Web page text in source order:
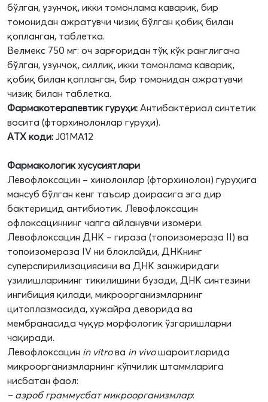
бўлган, узунчоқ, икки томонлама кавариқ, бир
томонидан ажратувчи чизиқ бўлган қобиқ билан
қопланган, таблетка.
Велмекс 750 мг: оч зарғоридан тўқ кўк ранглигача
бўлган, узунчоқ, силлиқ, икки томонлама кавариқ,
қобиқ билан қопланган, бир томонидан ажратувчи
чизиқ билан таблетка.
Фармакотерапевтик гуруҳи: Антибактериал синтетик
восита (фторхинолонлар гуруҳи).
АТХ коди: J01MA12
Фармакологик хусусиятлари
Левофлоксацин – хинолонлар (фторхинолон) гуруҳига
мансуб бўлган кенг таъсир доирасига эга дир
бактерицид антибиотик. Левофлоксацин
офлоксациннинг чапга айланувчи изомери.
Левофлоксацин ДНК – гираза (топоизомераза II) ва
топоизомераза IV ни блоклайди, ДНКнинг
суперспирилизациясини ва ДНК занжиридаги
узилишларининг тикилишини бузади, ДНК синтезини
ингибиция қилади, микроорганизмларнинг
цитоплазмасида, хужайра деворида ва
мембранасида чуқур морфологик ўзгаришларни
чақиради.
Левофлоксацин in vitroва in vivoшароитларида
микроорганизмларнинг кўпчилик штаммларига
нисбатан фаол:
– аэроб граммусбат микроорганизмлар: